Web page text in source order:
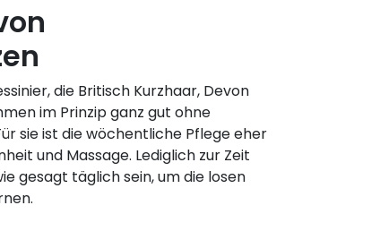
die Britisch Kurzhaar, Devon
im Prinzip ganz gut ohne
sie ist die wöchentliche Pflege eher
und Massage. Lediglich zur Zeit
gesagt täglich sein, um die losen